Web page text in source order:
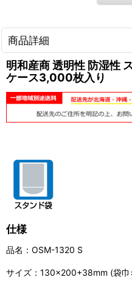
商品詳細
明和産商 透明性 防湿性
ケース3,000枚入り
仕様
品名：OSM-1320 S
サイズ：130×200+38mm (袋巾